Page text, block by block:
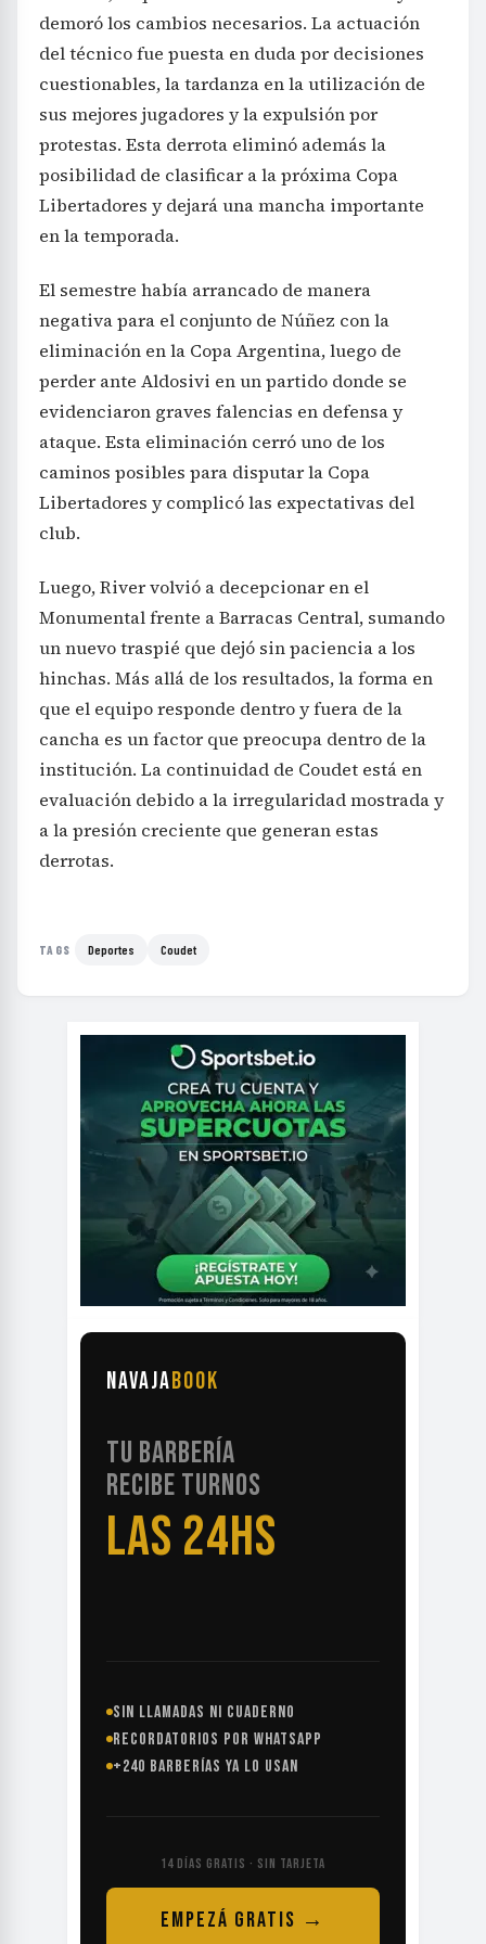
demoró los cambios necesarios. La actuación
del técnico fue puesta en duda por decisiones
cuestionables, la tardanza en la utilización de
sus mejores jugadores y la expulsión por
protestas. Esta derrota eliminó además la
posibilidad de clasificar a la próxima Copa
Libertadores y dejará una mancha importante
en la temporada.
El semestre había arrancado de manera
negativa para el conjunto de Núñez con la
eliminación en la Copa Argentina, luego de
perder ante Aldosivi en un partido donde se
evidenciaron graves falencias en defensa y
ataque. Esta eliminación cerró uno de los
caminos posibles para disputar la Copa
Libertadores y complicó las expectativas del
club.
Luego, River volvió a decepcionar en el
Monumental frente a Barracas Central, sumando
un nuevo traspié que dejó sin paciencia a los
hinchas. Más allá de los resultados, la forma en
que el equipo responde dentro y fuera de la
cancha es un factor que preocupa dentro de la
institución. La continuidad de Coudet está en
evaluación debido a la irregularidad mostrada y
a la presión creciente que generan estas
derrotas.
TAGS Deportes Coudet
NAVAJABOOK
TU BARBERÍA
RECIBE TURNOS
LAS 24HS
SIN LLAMADAS NI CUADERNO
RECORDATORIOS POR WHATSAPP
+240 BARBERÍAS YA LO USAN
14 DÍAS GRATIS · SIN TARJETA
EMPEZÁ GRATIS →